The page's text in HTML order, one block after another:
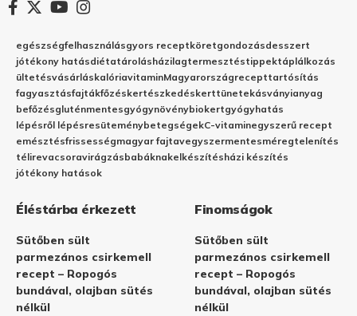
egészségfelhasználásgyors receptköretgondozásdesszert
jótékony hatásdiétatárolásházilagtermesztéstippektáplálkozás
ültetésvásárláskalóriavitaminMagyarországrecepttartósítás
fagyasztásfajtákfőzéskertészkedéskerttünetekásványianyag
befőzésgluténmentesgyógynövénybiokertgyógyhatás
lépésről lépésresüteménybetegségekC-vitaminegyszerű recept
emésztésfrissességmagyar fajtavegyszermentesméregtelenítés
télirevacsoravirágzásbabáknakelkészítésházi készítés
jótékony hatások
Éléstárba érkezett
Sütőben sült
parmezános csirkemell
recept – Ropogós
bundával, olajban sütés
nélkül
Finomságok
Sütőben sült
parmezános csirkemell
recept – Ropogós
bundával, olajban sütés
nélkül